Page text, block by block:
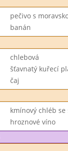
pečivo s
banán
chlebová
šťavnatý kuřecí
čaj
kmínový chléb se
hroznové víno